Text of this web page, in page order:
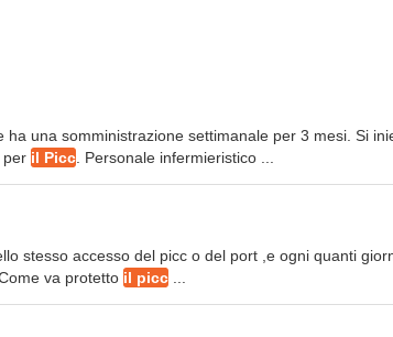
ha una somministrazione settimanale per 3 mesi. Si
per il Picc . Personale infermieristico ...
stesso accesso del picc o del port ,e ogni quanti
va protetto il picc